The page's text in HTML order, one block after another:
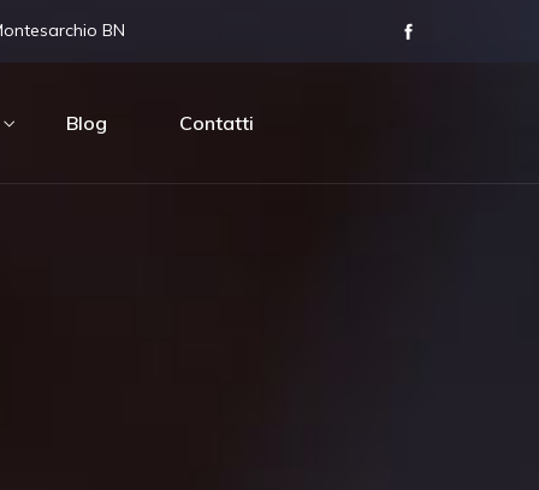
BN
Blog Contatti